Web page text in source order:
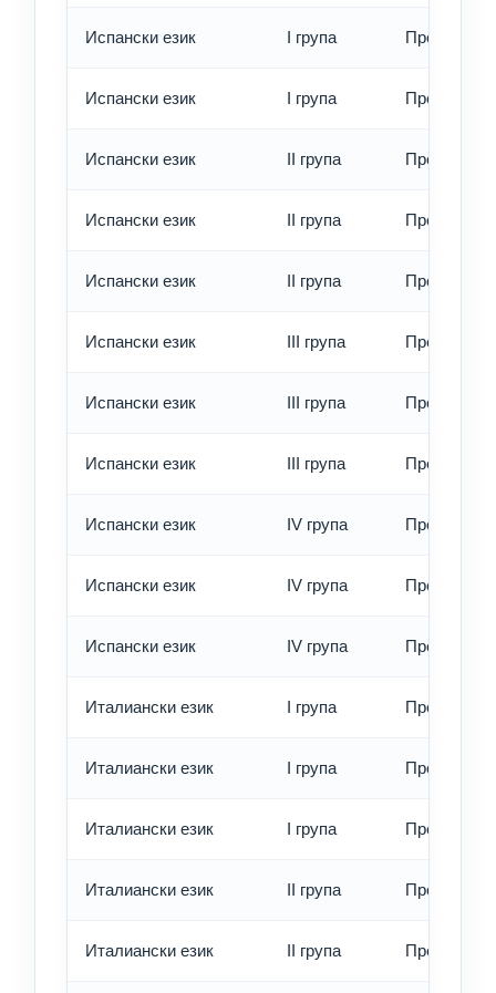
Испански език I група Превод -
Испански език I група Превод -
Испански език II група Превод -
Испански език II група Превод -
Испански език II група Превод -
Испански език III група Превод -
Испански език III група Превод -
Испански език III група Превод -
Испански език IV група Превод -
Испански език IV група Превод -
Испански език IV група Превод -
Италиански език I група Превод -
Италиански език I група Превод -
Италиански език I група Превод -
Италиански език II група Превод -
Италиански език II група Превод -